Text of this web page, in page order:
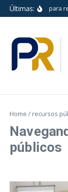
Ir para o conteúdo
Últimas:Prazo para
Home / recursos
públicos